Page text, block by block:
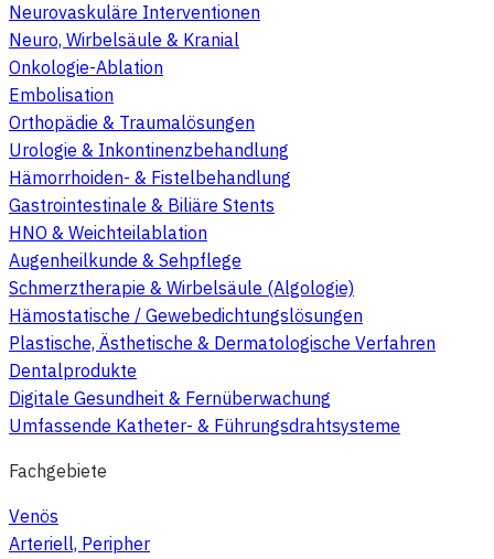
Neurovaskuläre Interventionen
Neuro, Wirbelsäule & Kranial
Onkologie-Ablation
Embolisation
Orthopädie & Traumalösungen
Urologie & Inkontinenzbehandlung
Hämorrhoiden- & Fistelbehandlung
Gastrointestinale & Biliäre Stents
HNO & Weichteilablation
Augenheilkunde & Sehpflege
Schmerztherapie & Wirbelsäule (Algologie)
Hämostatische / Gewebedichtungslösungen
Plastische, Ästhetische & Dermatologische Verfahren
Dentalprodukte
Digitale Gesundheit & Fernüberwachung
Umfassende Katheter- & Führungsdrahtsysteme
Fachgebiete
Venös
Arteriell, Peripher